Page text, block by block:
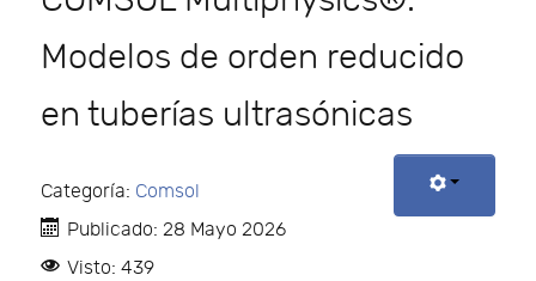
Modelos de orden reducido
en tuberías ultrasónicas
Categoría: Comsol
Publicado: 28 Mayo 2026
Visto: 439